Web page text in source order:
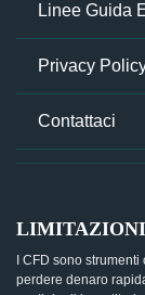
Linee Guida
Privacy
Contattaci
LIMITAZIONI
I CFD sono
perdere denaro